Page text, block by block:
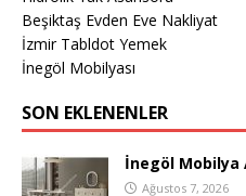
Beşiktaş Evden Eve Nakliyat
İzmir Tabldot Yemek
İnegöl Mobilyası
SON EKLENENLER
İnegöl Mobilya
Ağustos 7, 2026